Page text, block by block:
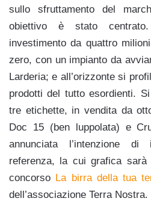
sullo sfruttamento del
obiettivo è stato
investimento da quattro
zero, con un impianto da
Larderia; e all’orizzonte si
prodotti del tutto esordienti.
tre etichette, in vendita da
Doc 15 (ben luppolata) e
annunciata l’intenzione di
referenza, la cui grafica sarà
concorso La birra della tua
dell’associazione Terra Nostra.